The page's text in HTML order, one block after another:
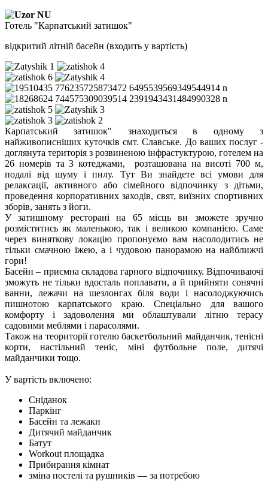
Готель "Карпатський затишок"
відкритий літній басейн (входить у вартість)
Карпатський затишок" знаходиться в одному з
найживописніших куточків смт. Славське. До ваших послуг -
доглянута територія з розвиненою інфрастуктурою, готелем на
26 номерів та 3 котеджами, розташована на висоті 700 м,
подалі від шуму і пилу. Тут Ви знайдете всі умови для
релаксації, активного або сімейного відпочинку з дітьми,
проведення корпоративних заходів, свят, виїзних спортивних
зборів, занять з йоги.
У затишному ресторані на 65 місць ви зможете зручно
розміститись як маленькою, так і великою компанією. Саме
через виняткову локацію пропонуємо вам насолодитись не
тільки смачною їжею, а і чудовою панорамою на найближчі
гори!
Басейн – приємна складова гарного відпочинку. Відпочиваючі
зможуть не тільки вдосталь поплавати, а й прийняти сонячні
ванни, лежачи на шезлонгах біля води і насолоджуючись
пишнотою карпатського краю. Спеціально для вашого
комфорту і задоволення ми облаштували літню терасу
садовими меблями і парасолями.
Також на теориторії готелю баскетбольний майданчик, тенісні
корти, настільний теніс, міні футбольне поле, дитячі
майданчики тощо.
У вартість включено:
Сніданок
Паркінг
Басейн та лежаки
Дитячий майданчик
Батут
Workout площадка
Прибирання кімнат
зміна постелі та рушників — за потребою